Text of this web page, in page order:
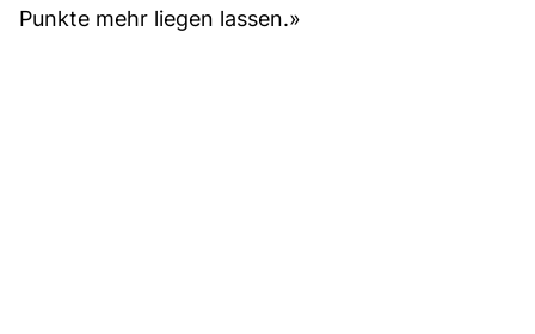
Punkte mehr liegen lassen.»